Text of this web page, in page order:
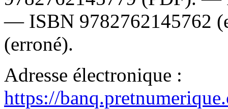
— ISBN 9782762145762
(erroné).
Adresse électronique :
https://